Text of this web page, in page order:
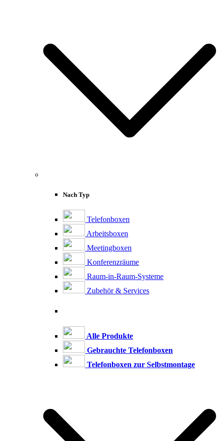
Nach Typ
Telefonboxen
Arbeitsboxen
Meetingboxen
Konferenzräume
Raum-in-Raum-Systeme
Zubehör & Services
Alle Produkte
Gebrauchte Telefonboxen
Telefonboxen zur Selbstmontage